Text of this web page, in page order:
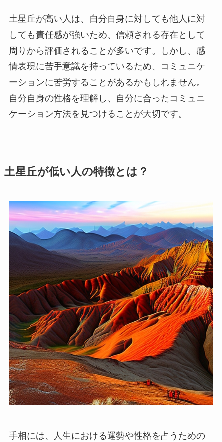
土星丘が高い人は、自分自身に対しても他人に対
しても責任感が強いため、信頼される存在として
周りから評価されることが多いです。しかし、感
情表現に苦手意識を持っているため、コミュニケ
ーションに苦労することがあるかもしれません。
自分自身の性格を理解し、自分に合ったコミュニ
ケーション方法を見つけることが大切です。
土星丘が低い人の特徴とは？
手相には、人生における運勢や性格を占うための